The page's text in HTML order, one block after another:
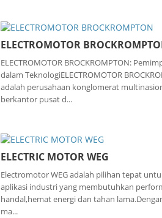
ELECTROMOTOR
ELECTROMOTOR BROCKROMPTON:
dalam TeknologiELECTROMOTOR
adalah perusahaan konglomerat
berkantor pusat d...
ELECTRIC MOTOR WEG
Electromotor WEG adalah pilihan tepat
aplikasi industri yang membutuhkan
handal,hemat energi dan tahan
ma...